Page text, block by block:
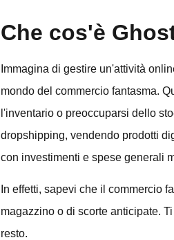
Che cos'è
Immagina di gestire un'attività
mondo del commercio fantasma.
l'inventario o preoccuparsi dello
dropshipping, vendendo prodotti
con investimenti e spese generali
In effetti, sapevi che il commercio
magazzino o di scorte anticipate.
resto.